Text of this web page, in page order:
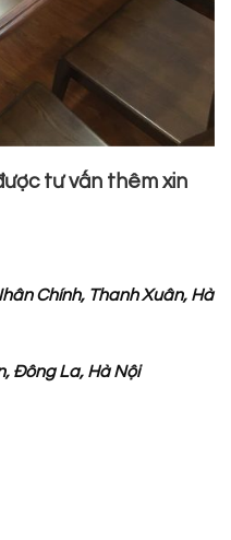
tư vấn thêm xin
Chính, Thanh Xuân, Hà
Đông La, Hà Nội